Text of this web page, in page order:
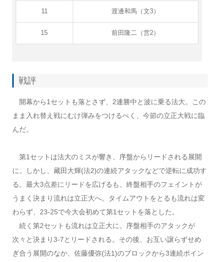
11 渡邊和馬（文3）
15 前田隆二（営2）
戦評
開幕から1セットも落とさず、2連勝中と波に乗る法大。この
まま入れ替え戦にむけ弾みをつけるべく、今節の立正大戦に臨
んだ。
第1セットは法大のミスが響き、序盤からリードされる展開
に。しかし、藏田大輝(法2)の連続アタックなどで逆転に成功す
る。最大3点差にリードを広げるも、終盤相手のフェイントが
うまく決まり流れは立正大へ。タイムアウトをとるも流れは変
わらず、23-25で今大会初めて第1セットを落とした。
続く第2セットも流れは立正大に。序盤相手のアタックが
次々と決まり3-7とリードされる。その後、お互い譲らずせめ
ぎ合う展開のなか、佐藤優弥(法1)のブロックから3連続ポイン